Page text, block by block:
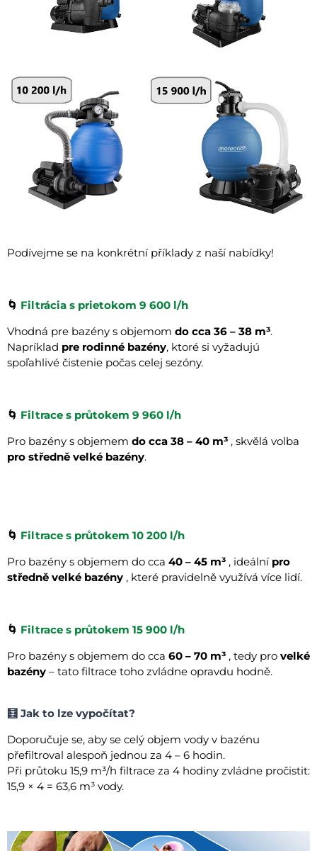
Podívejme se na konkrétní příklady z naší nabídky!
🌀 Filtrácia s prietokom 9 600 l/h
Vhodná pre bazény s objemom do cca 36 – 38 m³.
Napríklad pre rodinné bazény, ktoré si vyžadujú
spoľahlivé čistenie počas celej sezóny.
🌀 Filtrace s průtokem 9 960 l/h
Pro bazény s objemem do cca 38 – 40 m³ , skvělá volba
pro středně velké bazény.
🌀 Filtrace s průtokem 10 200 l/h
Pro bazény s objemem do cca 40 – 45 m³ , ideální pro
středně velké bazény , které pravidelně využívá více lidí.
🌀 Filtrace s průtokem 15 900 l/h
Pro bazény s objemem do cca 60 – 70 m³ , tedy pro velké
bazény – tato filtrace toho zvládne opravdu hodně.
🧮 Jak to lze vypočítat?
Doporučuje se, aby se celý objem vody v bazénu
přefiltroval alespoň jednou za 4 – 6 hodin.
Při průtoku 15,9 m³/h filtrace za 4 hodiny zvládne pročistit:
15,9 × 4 = 63,6 m³ vody.